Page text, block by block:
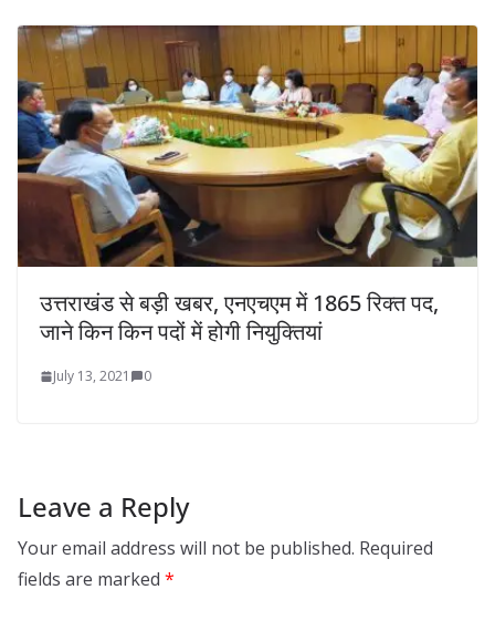
उत्तराखंड से बड़ी खबर, एनएचएम में 1865 रिक्त पद,
जाने किन किन पदों में होगी नियुक्तियां
July 13, 2021 0
Leave a Reply
Your email address will not be published. Required
fields are marked *